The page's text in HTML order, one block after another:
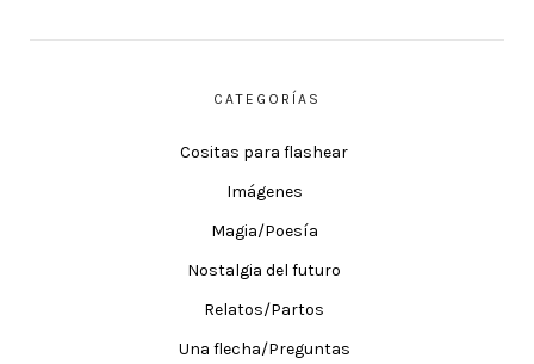
CATEGORÍAS
Cositas para flashear
Imágenes
Magia/Poesía
Nostalgia del futuro
Relatos/Partos
Una flecha/Preguntas